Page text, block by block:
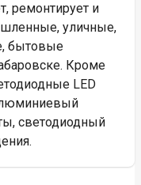
ремонтирует и
уличные,
бытовые
Кроме
LED
светодиодный